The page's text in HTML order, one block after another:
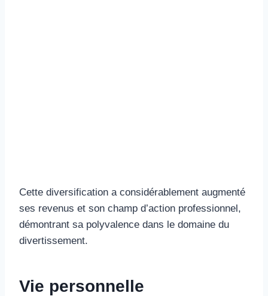
Cette diversification a considérablement augmenté
ses revenus et son champ d’action professionnel,
démontrant sa polyvalence dans le domaine du
divertissement.
Vie personnelle